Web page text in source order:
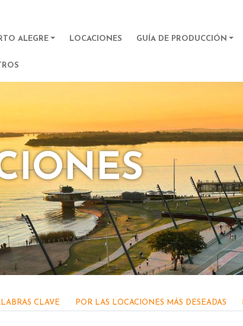
ALEGRE LOCACIONES GUÍA DE PRODUCCIÓN
CLAVE POR LAS LOCACIONES MÁS DESEADAS